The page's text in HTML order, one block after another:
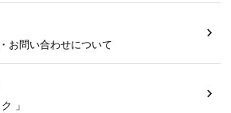
お問い合わせについて
」